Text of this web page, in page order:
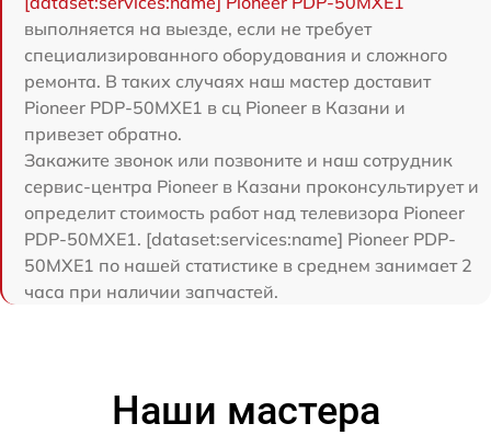
выполняется на выезде, если не требует
специализированного оборудования и сложного
ремонта. В таких случаях наш мастер доставит
Pioneer PDP-50MXE1 в сц Pioneer в Казани и
привезет обратно.
Закажите звонок или позвоните и наш сотрудник
сервис-центра Pioneer в Казани проконсультирует и
определит стоимость работ над телевизора Pioneer
PDP-50MXE1. [dataset:services:name] Pioneer PDP-
50MXE1 по нашей статистике в среднем занимает 2
часа при наличии запчастей.
Наши мастера